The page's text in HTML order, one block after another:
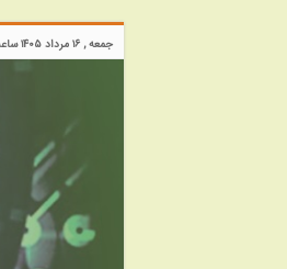
جمعه , ۱۶ مرداد ۱۴۰۵ ساعت ۶:۳۴ ب.ظ